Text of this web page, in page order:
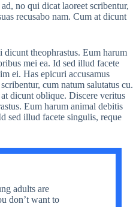
no qui dicat laoreet scribentur,
recusabo nam. Cum at dicunt
dicunt theophrastus. Eum harum
mei ea. Id sed illud facete
ei. Has epicuri accusamus
cum natum salutatus cu.
dicunt oblique. Discere veritus
Eum harum animal debitis
sed illud facete singulis, reque
adults are
don’t want to